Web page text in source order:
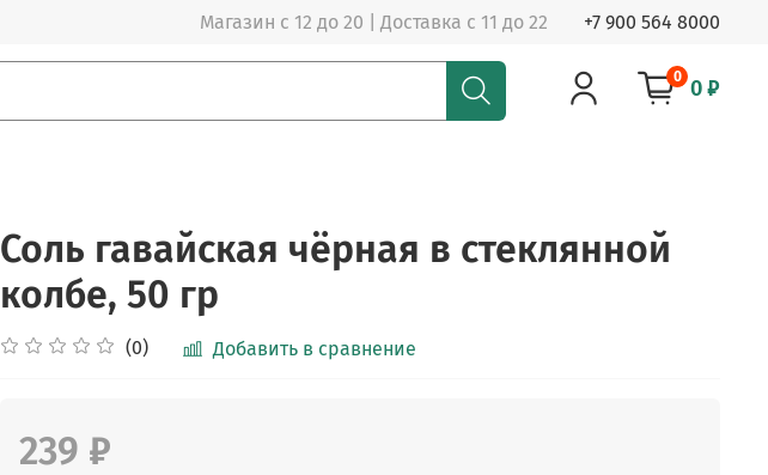
Магазин с 12 до 20 | Доставка с 11 до 22 +7 900 564 8000
0 0 ₽
Соль гавайская чёрная в стеклянной
колбе, 50 гр
(0) Добавить в сравнение
239 ₽